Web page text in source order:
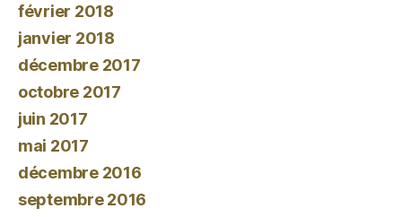
février 2018
janvier 2018
décembre 2017
octobre 2017
juin 2017
mai 2017
décembre 2016
septembre 2016